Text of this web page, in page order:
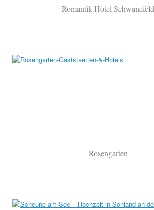
Romantik Hotel Schwanefeld
Rosengarten